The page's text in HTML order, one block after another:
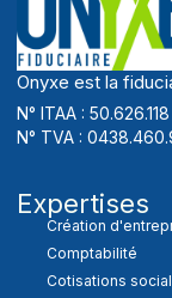
Onyxe est la
N° ITAA : 50.626.118
N° TVA :
Expertises
Création
Comptabilité
Cotisations